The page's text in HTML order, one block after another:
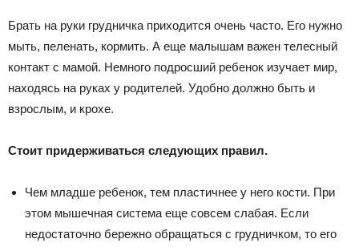
Брать на руки грудничка приходится очень часто. Его нужно
мыть, пеленать, кормить. А еще малышам важен телесный
контакт с мамой. Немного подросший ребенок изучает мир,
находясь на руках у родителей. Удобно должно быть и
взрослым, и крохе.
Стоит придерживаться следующих правил.
Чем младше ребенок, тем пластичнее у него кости. При
этом мышечная система еще совсем слабая. Если
недостаточно бережно обращаться с грудничком, то его